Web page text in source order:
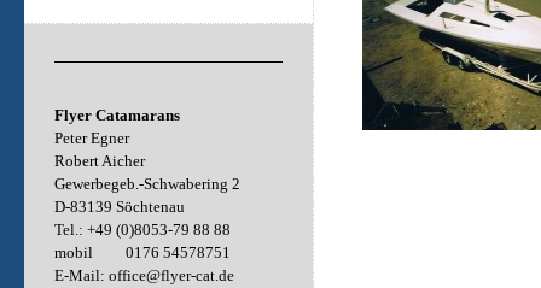
Flyer Catamarans
Peter Egner
Robert Aicher
Gewerbegeb.-Schwabering 2
D-83139 Söchtenau
Tel.: +49 (0)8053-79 88 88
mobil 0176 54578751
E-Mail: office@flyer-cat.de